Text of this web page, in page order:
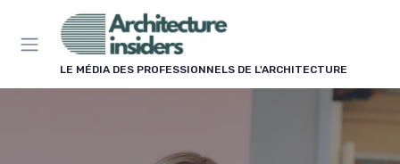
LE MÉDIA DES PROFESSIONNELS DE L'ARCHITECTURE
Panneau de gestion des cookies